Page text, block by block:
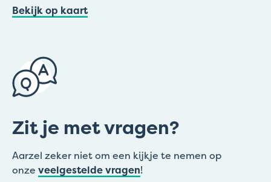
Bekijk op kaart
Zit je met vragen?
Aarzel zeker niet om een kijkje te nemen op
onze veelgestelde vragen!